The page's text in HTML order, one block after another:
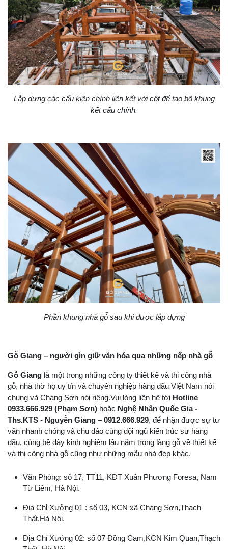
Lắp dựng các cấu kiện chính liên kết với cột để tạo bộ khung
kết cấu chính.
Phần khung nhà gỗ sau khi được lắp dựng
Gỗ Giang – người gìn giữ văn hóa qua những nếp nhà gỗ
Gỗ Giang là một trong những công ty thiết kế và thi công nhà
gỗ, nhà thờ họ uy tín và chuyên nghiệp hàng đầu Việt Nam nói
chung và Chàng Sơn nói riêng.Vui lòng liên hệ tới Hotline
0933.666.929 (Phạm Sơn) hoặc Nghệ Nhân Quốc Gia -
Ths.KTS - Nguyễn Giang – 0912.666.929, để nhận được sự tư
vấn nhanh chóng và chu đáo cùng đội ngũ kiến trúc sư hàng
đầu, cùng bề dày kinh nghiệm lâu năm trong làng gỗ về thiết kế
và thi công nhà gỗ cũng như những mẫu nhà đẹp khác.
Văn Phòng: số 17, TT11, KĐT Xuân Phương Foresa, Nam
Từ Liêm, Hà Nội.
Địa Chỉ Xưởng 01 : số 03, KCN xã Chàng Sơn,Thạch
Thất,Hà Nội.
Địa Chỉ Xưởng 02: số 07 Đồng Cam,KCN Kim Quan,Thạch